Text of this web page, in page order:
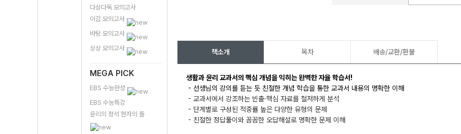
다상다독 모의고사
이감 모의고사
바탕 모의고사
상상 모의고사
MEGA PICK
EBS 수능완성
EBS 수능특강
윤리의 정석 현자의 돌
책소개 목차 배송/교환/환불
생활과 윤리 교과서의 핵심 개념을 익히는 완벽한 자율 학습서!
- 선생님의 강의를 듣는 듯 친절한 개념 학습을 통한 교과서 내용의 명확한 이해
- 교과서에서 강조하는 빈출·핵심 자료를 철저하게 분석
- 단계별로 구성된 적중률 높은 다양한 유형의 문제
- 친절한 정답풀이와 꼼꼼한 오답해설로 명확한 문제 이해